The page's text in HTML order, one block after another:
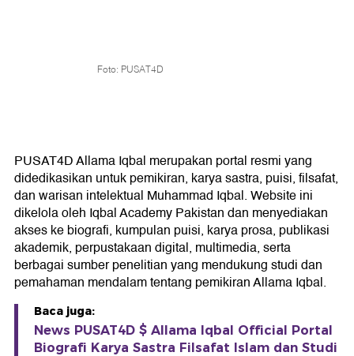
Foto: PUSAT4D
PUSAT4D Allama Iqbal merupakan portal resmi yang
didedikasikan untuk pemikiran, karya sastra, puisi, filsafat,
dan warisan intelektual Muhammad Iqbal. Website ini
dikelola oleh Iqbal Academy Pakistan dan menyediakan
akses ke biografi, kumpulan puisi, karya prosa, publikasi
akademik, perpustakaan digital, multimedia, serta
berbagai sumber penelitian yang mendukung studi dan
pemahaman mendalam tentang pemikiran Allama Iqbal.
Baca juga:
News PUSAT4D $ Allama Iqbal Official Portal
Biografi Karya Sastra Filsafat Islam dan Studi